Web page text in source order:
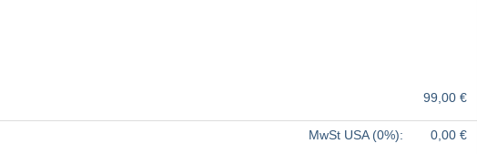
99,00 €
MwSt USA (0%):
0,00 €